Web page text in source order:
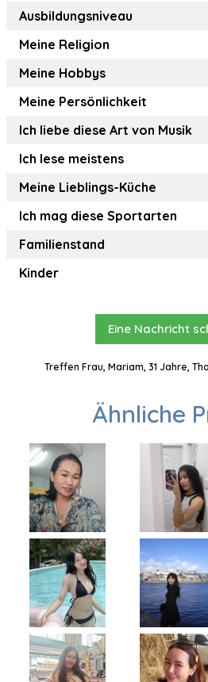
Ausbildungsniveau
Meine Religion
Meine Hobbys
Meine Persönlichkeit
Ich liebe diese Art von Musik
Ich lese meistens
Meine Lieblings-Küche
Ich mag diese Sportarten
Familienstand
Kinder
Eine Nachricht
Treffen Frau, Mariam, 31 Jahre,
Ähnliche